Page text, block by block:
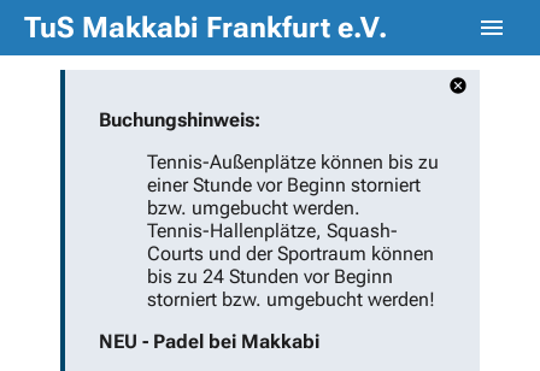
TuS Makkabi Frankfurt e.V.
Buchungshinweis:
Tennis-Außenplätze können bis zu
einer Stunde vor Beginn storniert
bzw. umgebucht werden.
Tennis-Hallenplätze, Squash-
Courts und der Sportraum können
bis zu 24 Stunden vor Beginn
storniert bzw. umgebucht werden!
NEU - Padel bei Makkabi